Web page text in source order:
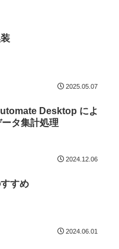
2025.05.07
Desktop によ
タ集計処理
2024.12.06
すめ
2024.06.01